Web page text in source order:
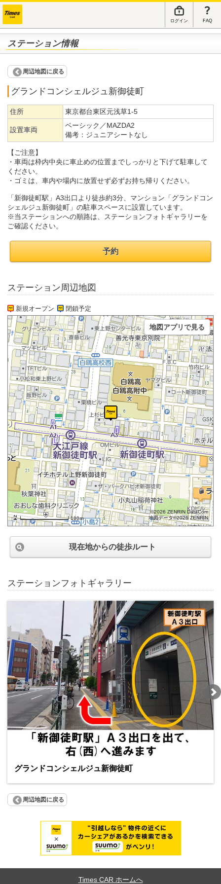
ログイン FAQ
ステーション情報
周辺地図に戻る
グランドコンシェルジュ新御徒町
住所 東京都台東区元浅草1-5
設置車両
ベーシック／MAZDA2
備考： ジュニアシートなし
【ご注意】
・車両は枠内中央に車止めの位置までしっかりと下げて駐車して
ください。
・ゴミは、車内や場内に放置せず必ずお持ち帰りください。
「新御徒町駅」A3出口より徒歩約3分、マンション「グランドコン
シェルジュ新御徒町」の駐車スペースに設置しています。
※当ステーションへの順路は、ステーションフォトギャラリーを
ご確認ください。
予約
ステーション周辺地図
新規オープン 閉鎖予定
100m
©2026 ZENRIN DataCom
地図データ©2026 ZENRIN
地図アプリで見る
現在地からの徒歩ルート
ステーションフォトギャラリー
グランドコンシェルジュ新御徒町
周辺地図に戻る
Times CAR ホームへ